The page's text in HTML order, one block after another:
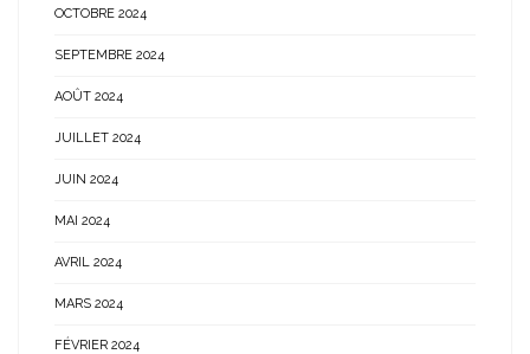
OCTOBRE 2024
SEPTEMBRE 2024
AOÛT 2024
JUILLET 2024
JUIN 2024
MAI 2024
AVRIL 2024
MARS 2024
FÉVRIER 2024